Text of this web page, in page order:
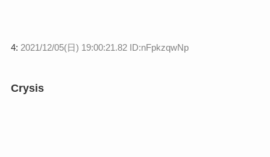
4: 2021/12/05(日) 19:00:21.82 ID:nFpkzqwNp
Crysis